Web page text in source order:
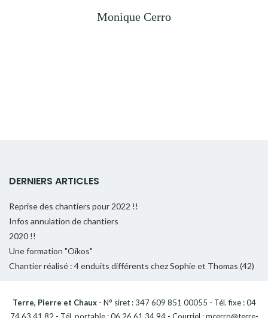
Monique Cerro
DERNIERS ARTICLES
Reprise des chantiers pour 2022 !!
Infos annulation de chantiers
2020 !!
Une formation "Oïkos"
Chantier réalisé : 4 enduits différents chez Sophie et Thomas (42)
Terre, Pierre et Chaux- N° siret : 347 609 851 00055 - Tél. fixe : 04